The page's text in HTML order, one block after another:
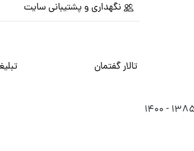
نگهداری و پشتیبانی سایت
تالار گفتمان